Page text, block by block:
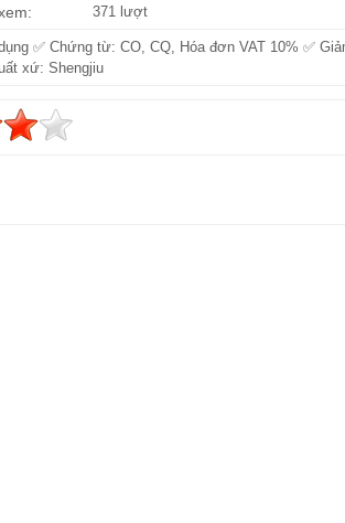
371 lượt
✅ Chứng từ: CO, CQ, Hóa đơn VAT 10% ✅
xứ: Shengjiu